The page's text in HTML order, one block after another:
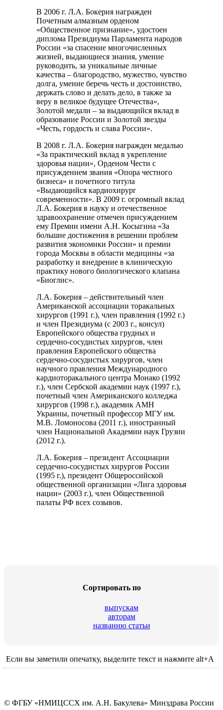
В 2006 г. Л.А. Бокерия награжден
Почетным алмазным орденом
«Общественное признание», удостоен
диплома Президиума Парламента народов
России «за спасение многочисленных
жизней, выдающиеся знания, умение
руководить, за уникальные личные
качества – благородство, мужество, чувство
долга, умение беречь честь и достоинство,
держать слово и делать дело, в также за
веру в великое будущее Отечества»,
Золотой медали – за выдающийся вклад в
образование России и Золотой звезды
«Честь, гордость и слава России».
В 2008 г. Л.А. Бокерия награжден медалью
«За практический вклад в укрепление
здоровья нации», Орденом Чести с
присуждением звания «Опора честного
бизнеса» и почетного титула
«Выдающийся кардиохирург
современности». В 2009 г. огромный вклад
Л.А. Бокерия в науку и отечественное
здравоохранение отмечен присуждением
ему Премии имени А.Н. Косыгина «За
большие достижения в решении проблем
развития экономики России» и премии
города Москвы в области медицины «за
разработку и внедрение в клиническую
практику нового биологического клапана
«Биоглис».
Л.А. Бокерия – действительный член
Американской ассоциации торакальных
хирургов (1991 г.), член правления (1992 г.)
и член Президиума (с 2003 г., консул)
Европейского общества грудных и
сердечно-сосудистых хирургов, член
правления Европейского общества
сердечно-сосудистых хирургов, член
научного правления Международного
кардиоторакального центра Монако (1992
г.), член Сербской академии наук (1997 г.),
почетный член Американского колледжа
хирургов (1998 г.), академик АМН
Украины, почетный профессор МГУ им.
М.В. Ломоносова (2011 г.), иностранный
член Национальной Академии наук Грузии
(2012 г.).
Л.А. Бокерия – президент Ассоциации
сердечно-сосудистых хирургов России
(1995 г.), президент Общероссийской
общественной организации «Лига здоровья
нации» (2003 г.), член Общественной
палаты РФ всех созывов.
Сортировать по
выпускам
авторам
названию статьи
Если вы заметили опечатку, выделите текст и нажмите alt+A
© ФГБУ «НМИЦССХ им. А.Н. Бакулева» Минздрава России